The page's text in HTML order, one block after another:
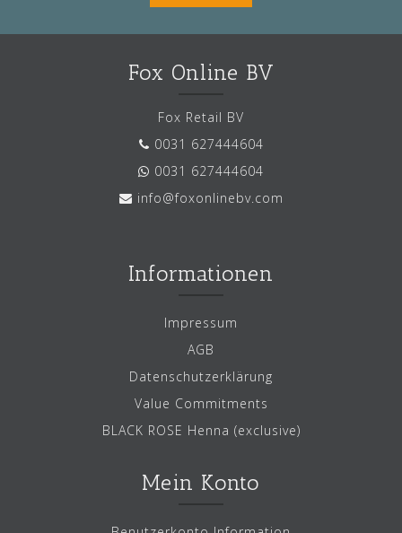
Fox Online BV
Fox Retail BV
0031 627444604
0031 627444604
info@foxonlinebv.com
Informationen
Impressum
AGB
Datenschutzerklärung
Value Commitments
BLACK ROSE Henna (exclusive)
Mein Konto